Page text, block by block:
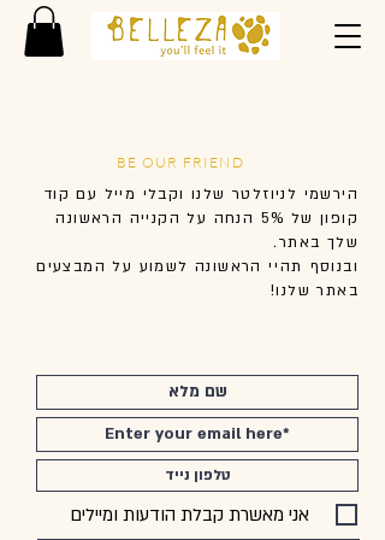
BE OUR FRIEND
הירשמי לניוזלטר שלנו וקבלי מייל עם קוד
קופון של 5% הנחה על הקנייה הראשונה
שלך באתר.
ובנוסף תהייהראשונה לשמוע על המבצעים
באתר שלנו!
אני מאשרת קבלת הודעות ומיילים